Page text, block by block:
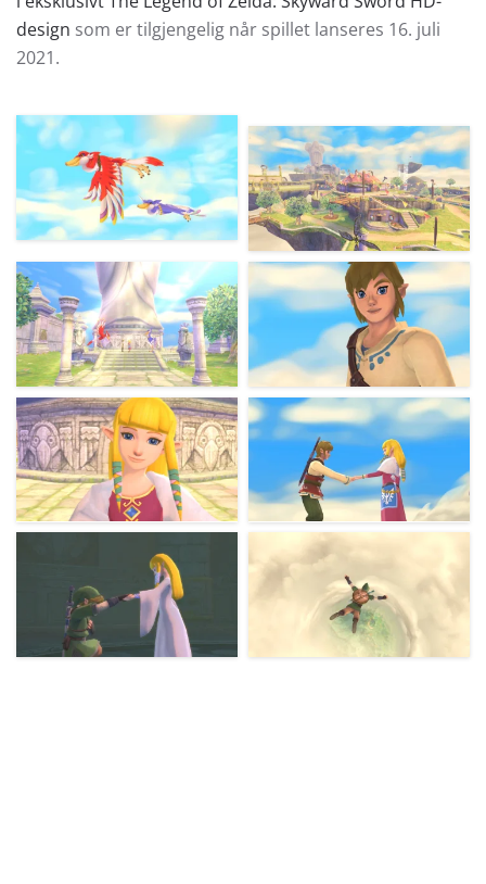
design som er tilgjengelig når spillet lanseres 16. juli
2021.